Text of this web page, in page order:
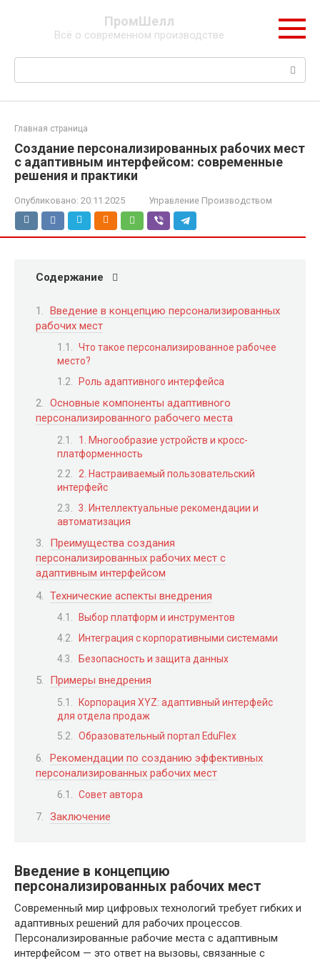
ПромШелл
Всё о современном производстве
Поиск:
Главная страница
Создание персонализированных рабочих мест
с адаптивным интерфейсом: современные
решения и практики
Опубликовано: 20.11.2025 Управление Производством
Содержание
Введение в концепцию персонализированных
рабочих мест
Что такое персонализированное рабочее
место?
Роль адаптивного интерфейса
Основные компоненты адаптивного
персонализированного рабочего места
1. Многообразие устройств и кросс-
платформенность
2. Настраиваемый пользовательский
интерфейс
3. Интеллектуальные рекомендации и
автоматизация
Преимущества создания
персонализированных рабочих мест с
адаптивным интерфейсом
Технические аспекты внедрения
Выбор платформ и инструментов
Интеграция с корпоративными системами
Безопасность и защита данных
Примеры внедрения
Корпорация XYZ: адаптивный интерфейс
для отдела продаж
Образовательный портал EduFlex
Рекомендации по созданию эффективных
персонализированных рабочих мест
Совет автора
Заключение
Введение в концепцию
персонализированных рабочих мест
Современный мир цифровых технологий требует гибких и
адаптивных решений для рабочих процессов.
Персонализированные рабочие места с адаптивным
интерфейсом — это ответ на вызовы, связанные с